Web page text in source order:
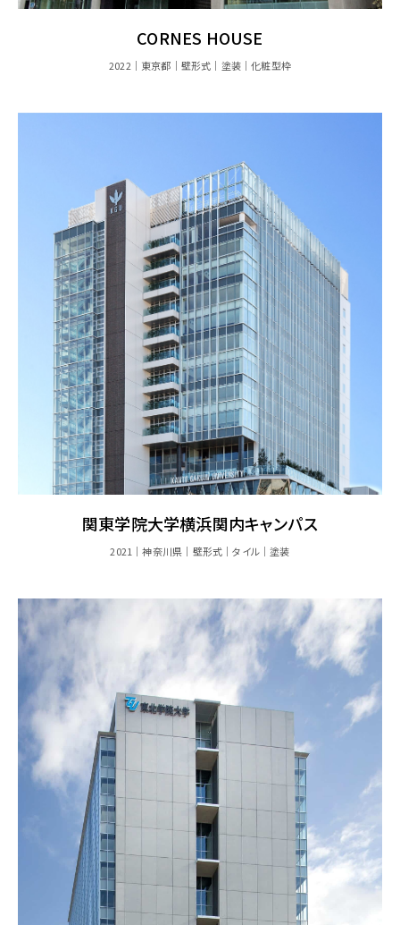
CORNES HOUSE
2022 東京都 壁形式 塗装 化粧型枠
関東学院大学横浜関内キャンパス
2021 神奈川県 壁形式 タイル 塗装